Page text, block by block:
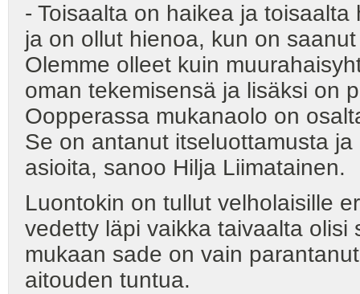
- Toisaalta on haikea ja
ja on ollut hienoa, kun on
Olemme olleet kuin
oman tekemisensä ja lisäksi on
Oopperassa mukanaolo on
Se on antanut itseluottamusta
asioita, sanoo Hilja Liimatainen.
Luontokin on tullut velholaisille
vedetty läpi vaikka taivaalta
mukaan sade on vain
aitouden tuntua.